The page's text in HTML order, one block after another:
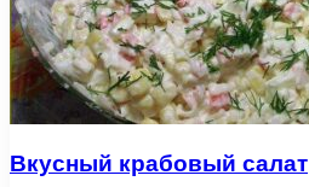
Вкусный крабовый салат